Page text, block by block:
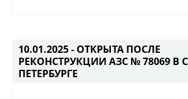
10.01.2025 - ОТКРЫТА ПОСЛЕ
РЕКОНСТРУКЦИИ АЗС № 78069 В
ПЕТЕРБУРГЕ